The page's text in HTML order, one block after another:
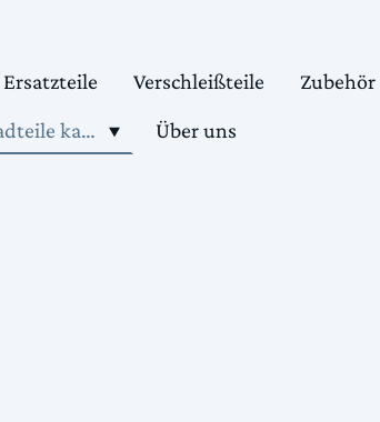
Ersatzteile Verschleißteile
Shop motorradteile kaufen
Über uns